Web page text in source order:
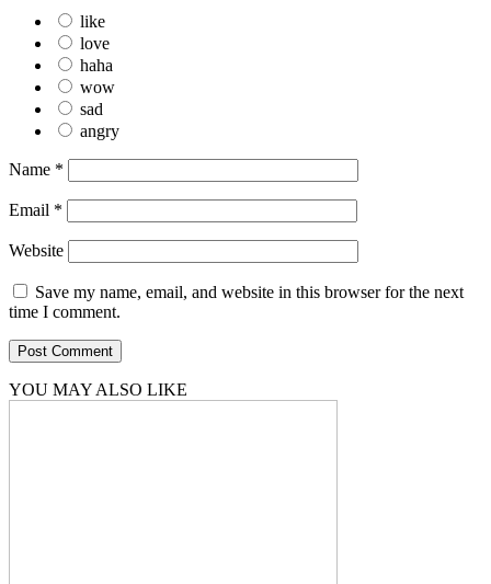
like
love
haha
wow
sad
angry
Name *
Email *
Website
Save my name, email, and website in this browser for the next
time I comment.
YOU MAY ALSO LIKE